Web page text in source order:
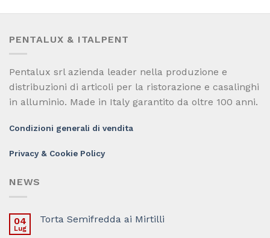
PENTALUX & ITALPENT
Pentalux srl azienda leader nella produzione e
distribuzioni di articoli per la ristorazione e casalinghi
in alluminio. Made in Italy garantito da oltre 100 anni.
Condizioni generali di vendita
Privacy & Cookie Policy
NEWS
04
Lug
Torta Semifredda ai Mirtilli